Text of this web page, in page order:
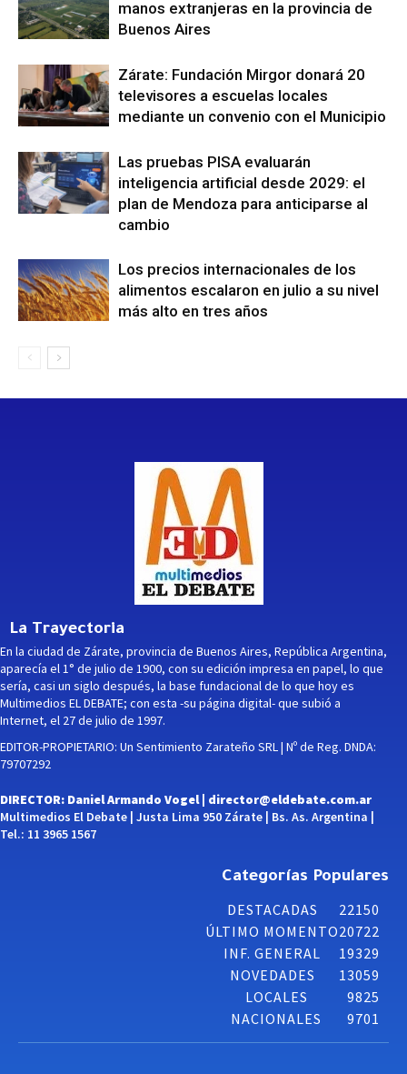
manos extranjeras en la provincia de
Buenos Aires
Zárate: Fundación Mirgor donará 20
televisores a escuelas locales
mediante un convenio con el Municipio
Las pruebas PISA evaluarán
inteligencia artificial desde 2029: el
plan de Mendoza para anticiparse al
cambio
Los precios internacionales de los
alimentos escalaron en julio a su nivel
más alto en tres años
La Trayectoria
En la ciudad de Zárate, provincia de Buenos Aires, República Argentina,
aparecía el 1° de julio de 1900, con su edición impresa en papel, lo que
sería, casi un siglo después, la base fundacional de lo que hoy es
Multimedios EL DEBATE; con esta -su página digital- que subió a
Internet, el 27 de julio de 1997.
EDITOR-PROPIETARIO: Un Sentimiento Zarateño SRL | Nº de Reg. DNDA:
79707292
DIRECTOR: Daniel Armando Vogel | director@eldebate.com.ar
Multimedios El Debate | Justa Lima 950 Zárate | Bs. As. Argentina |
Tel.: 11 3965 1567
Categorías Populares
DESTACADAS
22150
ÚLTIMO MOMENTO20722
INF. GENERAL
19329
NOVEDADES
13059
LOCALES
9825
NACIONALES
9701